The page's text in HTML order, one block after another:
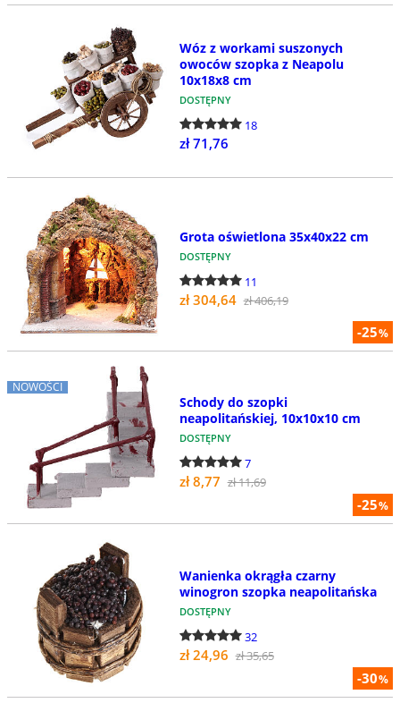
Wóz z workami suszonych
owoców szopka z Neapolu
10x18x8 cm
DOSTĘPNY
18
zł 71,76
-25%
Grota oświetlona 35x40x22 cm
DOSTĘPNY
11
zł 304,64 zł 406,19
NOWOŚCI
-25%
Schody do szopki
neapolitańskiej, 10x10x10 cm
DOSTĘPNY
7
zł 8,77 zł 11,69
-30%
Wanienka okrągła czarny
winogron szopka neapolitańska
DOSTĘPNY
32
zł 24,96 zł 35,65